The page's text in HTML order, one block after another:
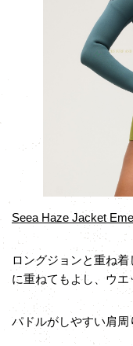
Seea Haze Jacket
ロングジョンと重ね
に重ねてもよし、ウエ
パドルがしやすい肩周